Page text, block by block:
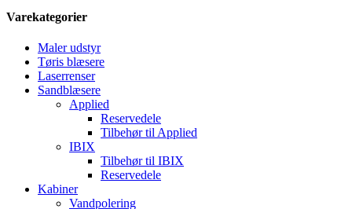
Varekategorier
Maler udstyr
Tøris blæsere
Laserrenser
Sandblæsere
Applied
Reservedele
Tilbehør til Applied
IBIX
Tilbehør til IBIX
Reservedele
Kabiner
Vandpolering